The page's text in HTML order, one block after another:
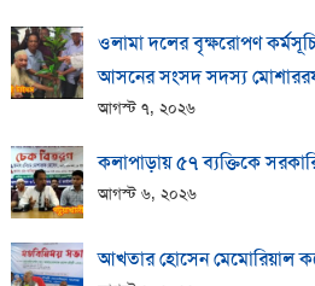
ওলামা দলের বৃক্ষরোপণ
আসনের সংসদ সদস্য
আগস্ট ৭, ২০২৬
কলাপাড়ায় ​৫৭ ব্যক্তিকে
আগস্ট ৬, ২০২৬
আখতার হোসেন মেমোরিয়াল